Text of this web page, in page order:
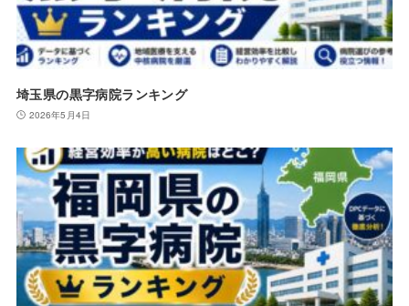
埼玉県の黒字病院ランキング
2026年5月4日